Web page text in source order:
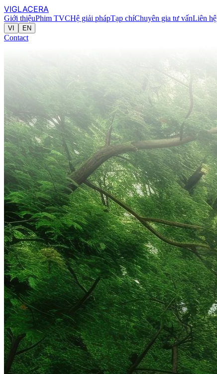
VIGLACERA
Giới thiệuPhim TVCHệ giải phápTạp chíChuyên gia tư vấnLiên hệ
VI EN
Contact